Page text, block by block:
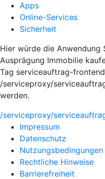
Apps
Online-Services
Sicherheit
Hier würde die
Ausprägung Immobilie
Tag serviceauftrag-
/serviceproxy/
werden.
/serviceproxy/
Impressum
Datenschutz
Nutzungsbedingungen
Rechtliche Hinweise
Barrierefreiheit